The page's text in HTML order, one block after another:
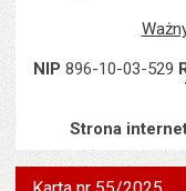
NIP 896-10-03-529
Strona